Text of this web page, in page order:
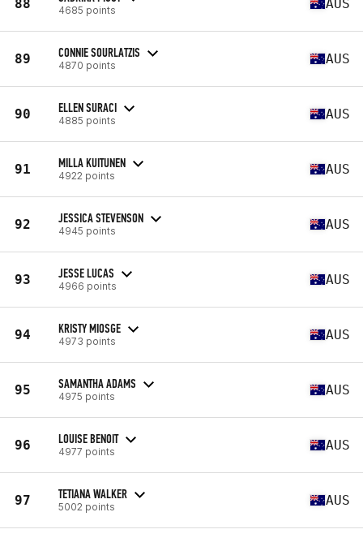
88 4685 points AUS
89 CONNIE SOURLATZIS
4870 points AUS
90 ELLEN SURACI
4885 points AUS
91 MILLA KUITUNEN
4922 points AUS
92 JESSICA STEVENSON
4945 points AUS
93 JESSE LUCAS
4966 points AUS
94 KRISTY MIOSGE
4973 points AUS
95 SAMANTHA ADAMS
4975 points AUS
96 LOUISE BENOIT
4977 points AUS
97 TETIANA WALKER
5002 points AUS